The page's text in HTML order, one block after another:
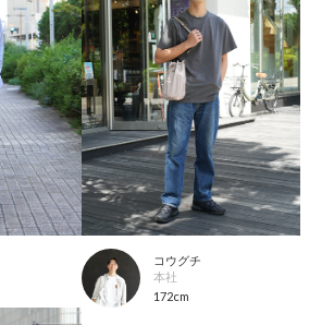
コウグチ
本社
172cm